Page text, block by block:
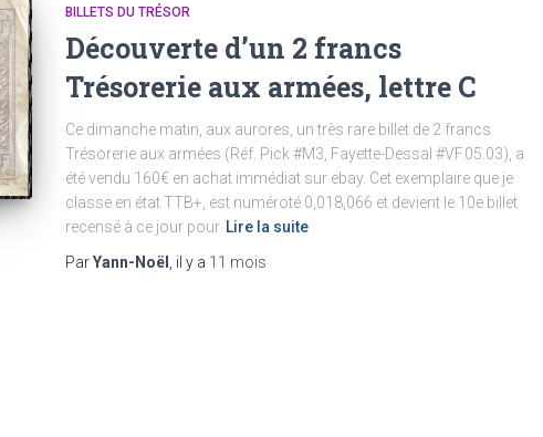
BILLETS DU TRÉSOR
Découverte d’un 2 francs
Trésorerie aux armées, lettre C
Ce dimanche matin, aux aurores, un très rare billet de 2 francs
Trésorerie aux armées (Réf. Pick #M3, Fayette-Dessal #VF.05.03), a
été vendu 160€ en achat immédiat sur ebay. Cet exemplaire que je
classe en état TTB+, est numéroté 0,018,066 et devient le 10e billet
recensé à ce jour pour Lire la suite
ParYann-Noël , il y a 11 mois